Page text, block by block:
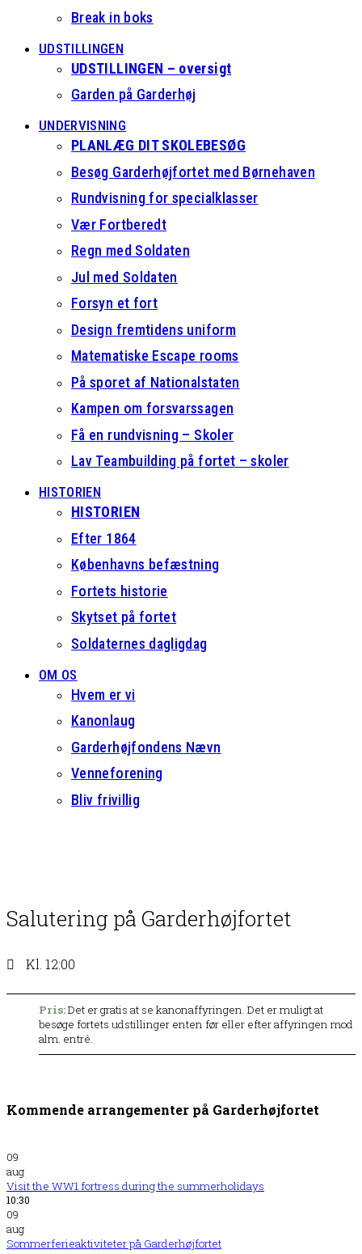
Break in boks
UDSTILLINGEN
UDSTILLINGEN – oversigt
Garden på Garderhøj
UNDERVISNING
PLANLÆG DIT SKOLEBESØG
Besøg Garderhøjfortet med Børnehaven
Rundvisning for specialklasser
Vær Fortberedt
Regn med Soldaten
Jul med Soldaten
Forsyn et fort
Design fremtidens uniform
Matematiske Escape rooms
På sporet af Nationalstaten
Kampen om forsvarssagen
Få en rundvisning – Skoler
Lav Teambuilding på fortet – skoler
HISTORIEN
HISTORIEN
Efter 1864
Københavns befæstning
Fortets historie
Skytset på fortet
Soldaternes dagligdag
OM OS
Hvem er vi
Kanonlaug
Garderhøjfondens Nævn
Venneforening
Bliv frivillig
Salutering på Garderhøjfortet
Kl. 12:00
Pris:Det er gratis at se kanonaffyringen. Det er muligt at
besøge fortets udstillinger enten før eller efter affyringen mod
alm. entré.
Kommende arrangementer på Garderhøjfortet
09
aug
Visit the WW1 fortress during the summerholidays
10:30
09
aug
Sommerferieaktiviteter på Garderhøjfortet